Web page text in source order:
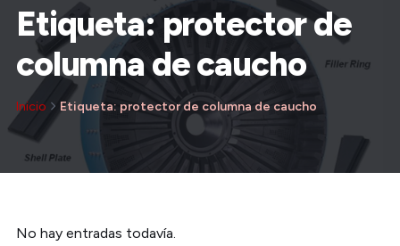
Etiqueta: protector de
columna de caucho
Inicio Etiqueta: protector de columna de caucho
No hay entradas todavía.